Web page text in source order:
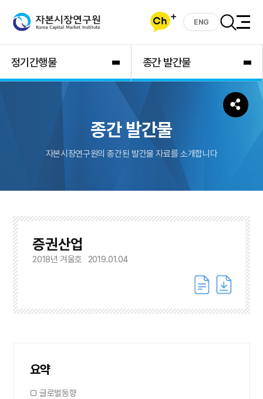
ENG
정기간행물 종간 발간물
종간 발간물
자본시장연구원의 종간된 발간물 자료를 소개합니다
증권산업
2018년 겨울호 2019.01.04
요약
□ 글로벌동향